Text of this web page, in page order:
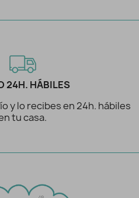
24H. HÁBILES
y lo recibes en 24h. hábiles
tu casa.